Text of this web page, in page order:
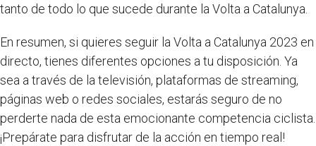
tanto de todo lo que sucede durante la Volta a Catalunya.
En resumen, si quieres seguir la Volta a Catalunya 2023 en
directo, tienes diferentes opciones a tu disposición. Ya
sea a través de la televisión, plataformas de streaming,
páginas web o redes sociales, estarás seguro de no
perderte nada de esta emocionante competencia ciclista.
¡Prepárate para disfrutar de la acción en tiempo real!